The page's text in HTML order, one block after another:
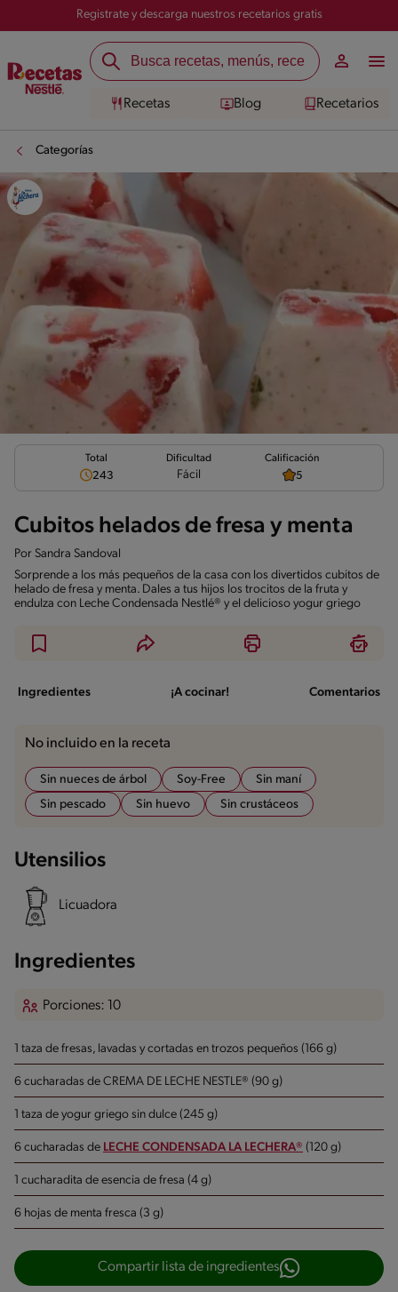
Registrate y descarga nuestros recetarios gratis
Recetas Blog Recetarios
Categorías
Total
243
Dificultad
Fácil
Calificación
5
Cubitos helados de fresa y menta
Por Sandra Sandoval
Sorprende a los más pequeños de la casa con los divertidos cubitos de
helado de fresa y menta. Dales a tus hijos los trocitos de la fruta y
endulza con Leche Condensada Nestlé® y el delicioso yogur griego
Ingredientes ¡A cocinar! Comentarios
No incluido en la receta
Sin nueces de árbol Soy-Free
Sin maní
Sin pescado
Sin huevo Sin crustáceos
Utensilios
Licuadora
Ingredientes
Porciones: 10
1 taza de fresas, lavadas y cortadas en trozos pequeños (166 g)
6 cucharadas de CREMA DE LECHE NESTLE® (90 g)
1 taza de yogur griego sin dulce (245 g)
6 cucharadas de LECHE CONDENSADA LA LECHERA® (120 g)
1 cucharadita de esencia de fresa (4 g)
6 hojas de menta fresca (3 g)
Compartir lista de ingredientes